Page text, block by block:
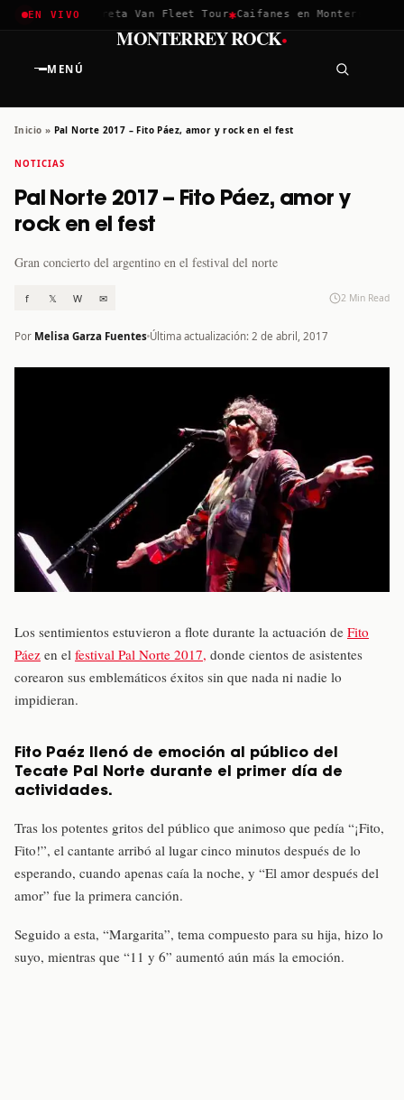
EN VIVO
2026✱Greta Van Fleet Tour✱Caifanes en Monterrey · 12
MENÚ
MONTERREY ROCK·
Inicio » Pal Norte 2017 – Fito Páez, amor y rock en el fest
NOTICIAS
Pal Norte 2017 – Fito Páez, amor y
rock en el fest
Gran concierto del argentino en el festival del norte
f 𝕏 W ✉ 2 Min Read
Por Melisa Garza Fuentes Última actualización: 2 de abril, 2017
Los sentimientos estuvieron a flote durante la actuación de Fito
Páez en el festival Pal Norte 2017, donde cientos de asistentes
corearon sus emblemáticos éxitos sin que nada ni nadie lo
impidieran.
Fito Paéz llenó de emoción al público del
Tecate Pal Norte durante el primer día de
actividades.
Tras los potentes gritos del público que animoso que pedía “¡Fito,
Fito!”, el cantante arribó al lugar cinco minutos después de lo
esperando, cuando apenas caía la noche, y “El amor después del
amor” fue la primera canción.
Seguido a esta, “Margarita”, tema compuesto para su hija, hizo lo
suyo, mientras que “11 y 6” aumentó aún más la emoción.